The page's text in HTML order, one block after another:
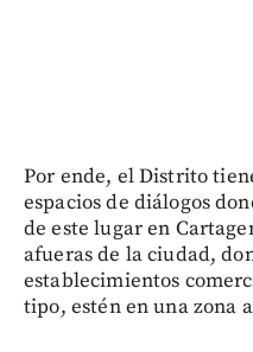
Por ende, el Distrito
espacios de diálogos
de este lugar en
afueras de la ciudad,
establecimientos
tipo, estén en una zona